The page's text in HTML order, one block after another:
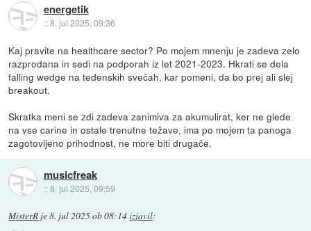
energetik
::8. jul 2025, 09:36
Kaj pravite na healthcare sector? Po mojem mnenju je zadeva zelo
razprodana in sedi na podporah iz let 2021-2023. Hkrati se dela
falling wedge na tedenskih svečah, kar pomeni, da bo prej ali slej
breakout.
Skratka meni se zdi zadeva zanimiva za akumulirat, ker ne glede
na vse carine in ostale trenutne težave, ima po mojem ta panoga
zagotovljeno prihodnost, ne more biti drugače.
musicfreak
::8. jul 2025, 09:59
MisterR je8. jul 2025 ob 08:14izjavil: